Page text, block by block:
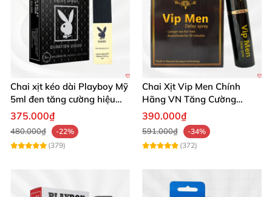
Chai xịt kéo dài Playboy Mỹ
5ml đen tăng cường hiệu
quả
375.000₫
480.000₫
-22%
(379)
Chai Xịt Vip Men Chính
Hãng VN Tăng Cường
Phong Độ Kéo Dài
390.000₫
591.000₫
-34%
(372)